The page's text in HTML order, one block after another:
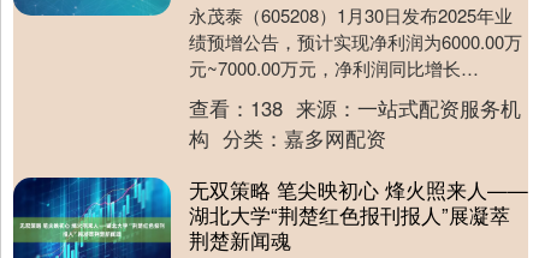
永茂泰（605208）1月30日发布2025年业
绩预增公告，预计实现净利润为6000.00万
元~7000.00万元，净利润同比增长
59.96%~86.62%。 ....
查看： 138 来源： 一站式配资服务机
构 分类： 嘉多网配资
无双策略 笔尖映初心 烽火照来人——
湖北大学“荆楚红色报刊报人”展凝萃
荆楚新闻魂